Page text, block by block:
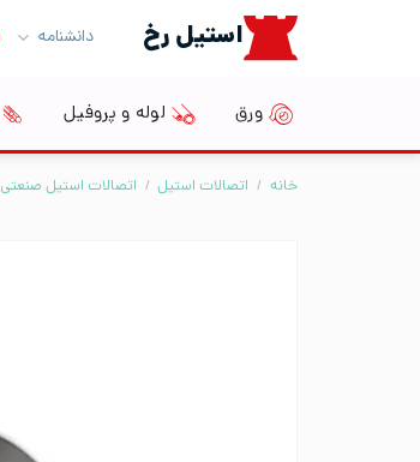
استیل رخ دانشنامه
ورق لوله و پروفیل
خانه / اتصالات استیل / اتصالات استیل صنعتی